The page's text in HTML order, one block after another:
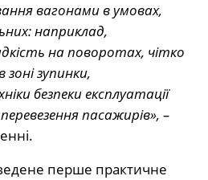
вагонами в умовах,
наприклад,
на поворотах, чітко
зупинки,
безпеки експлуатації
пасажирів», –
перше практичне